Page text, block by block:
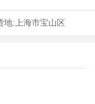
地:上海市宝山区